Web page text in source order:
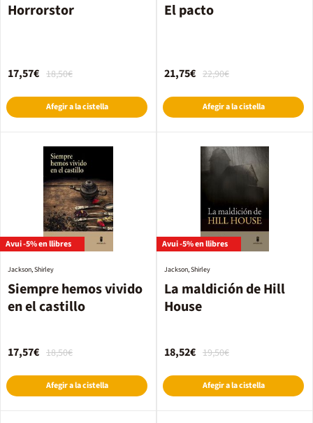
Horrorstor
18,50€
17,57€
Afegir a la cistella
El pacto
22,90€
21,75€
Afegir a la cistella
Avui -5% en llibres
Siempre hemos vivido
en el castillo
Jackson, Shirley
18,50€
17,57€
Afegir a la cistella
Avui -5% en llibres
La maldición de Hill
House
Jackson, Shirley
19,50€
18,52€
Afegir a la cistella